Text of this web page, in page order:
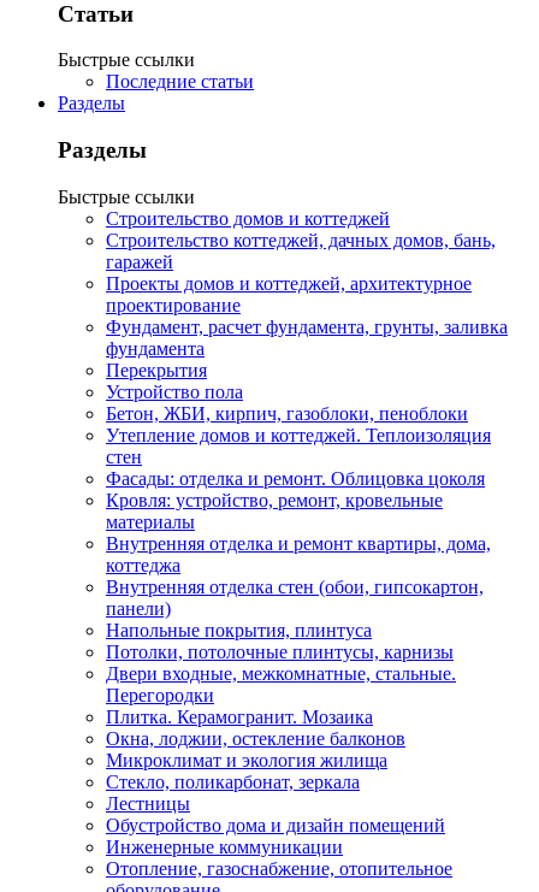
Статьи
Быстрые ссылки
Последние статьи
Разделы
Разделы
Быстрые ссылки
Строительство домов и коттеджей
Строительство коттеджей, дачных домов, бань,
гаражей
Проекты домов и коттеджей, архитектурное
проектирование
Фундамент, расчет фундамента, грунты, заливка
фундамента
Перекрытия
Устройство пола
Бетон, ЖБИ, кирпич, газоблоки, пеноблоки
Утепление домов и коттеджей. Теплоизоляция
стен
Фасады: отделка и ремонт. Облицовка цоколя
Кровля: устройство, ремонт, кровельные
материалы
Внутренняя отделка и ремонт квартиры, дома,
коттеджа
Внутренняя отделка стен (обои, гипсокартон,
панели)
Напольные покрытия, плинтуса
Потолки, потолочные плинтусы, карнизы
Двери входные, межкомнатные, стальные.
Перегородки
Плитка. Керамогранит. Мозаика
Окна, лоджии, остекление балконов
Микроклимат и экология жилища
Стекло, поликарбонат, зеркала
Лестницы
Обустройство дома и дизайн помещений
Инженерные коммуникации
Отопление, газоснабжение, отопительное